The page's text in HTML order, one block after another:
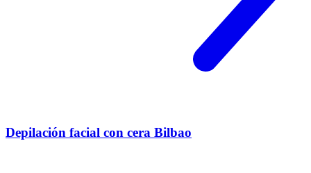
Depilación facial con cera Bilbao